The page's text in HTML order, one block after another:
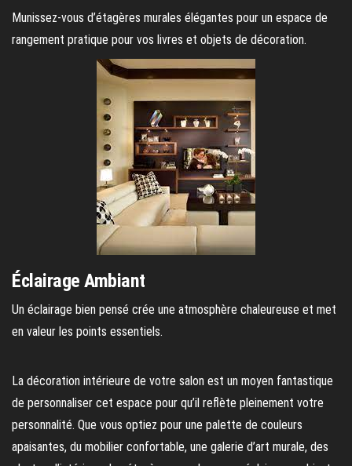
Munissez-vous d’étagères murales élégantes pour un espace de
rangement pratique pour vos livres et objets de décoration.
Éclairage Ambiant
Un éclairage bien pensé crée une atmosphère chaleureuse et met
en valeur les points essentiels.
La décoration intérieure de votre salon est un moyen fantastique
de personnaliser cet espace pour qu’il reflète pleinement votre
personnalité. Que vous optiez pour une palette de couleurs
apaisantes, du mobilier confortable, une galerie d’art murale, des